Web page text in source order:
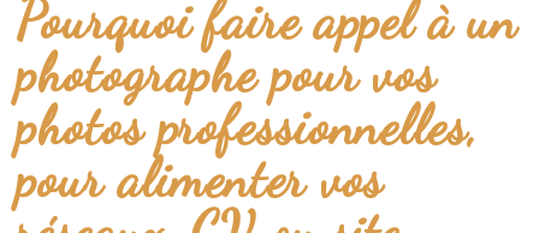
Pourquoi faire appel à un
photographe pour vos
photos professionnelles,
pour alimenter vos